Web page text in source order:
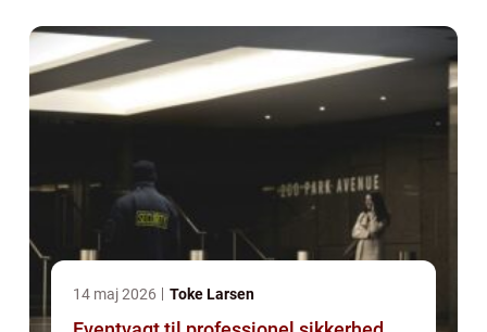
14 maj 2026 Toke Larsen